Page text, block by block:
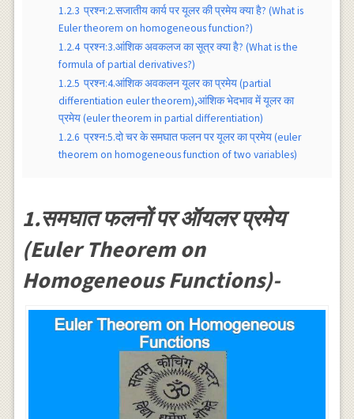
1.2.3 प्रश्न:2.सजातीय कार्य पर यूलर की प्रमेय क्या है? (What is
Euler theorem on homogeneous function?)
1.2.4 प्रश्न:3.आंशिक अवकलज का सूत्र क्या है? (What is the
formula of partial derivatives?)
1.2.5 प्रश्न:4.आंशिक अवकलन यूलर का प्रमेय (partial
differentiation euler theorem),आंशिक भेदभाव में यूलर का
प्रमेय (euler theorem in partial differentiation)
1.2.6 प्रश्न:5.दो चर के समघात फलन पर यूलर का प्रमेय (euler
theorem on homogeneous function of two variables)
1.समघात फलनों पर ऑयलर प्रमेय
(Euler Theorem on
Homogeneous Functions)-